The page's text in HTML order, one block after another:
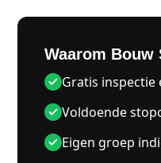
Waarom Bouw
Gratis
Voldoende
Eigen groep